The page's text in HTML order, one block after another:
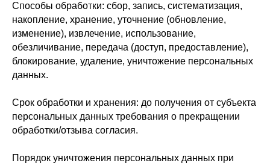
Способы обработки: сбор, запись, систематизация,
накопление, хранение, уточнение (обновление,
изменение), извлечение, использование,
обезличивание, передача (доступ, предоставление),
блокирование, удаление, уничтожение персональных
данных.
Срок обработки и хранения: до получения от субъекта
персональных данных требования о прекращении
обработки/отзыва согласия.
Порядок уничтожения персональных данных при